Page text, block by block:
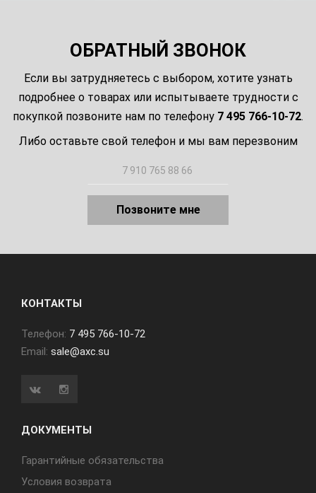
ОБРАТНЫЙ ЗВОНОК
Если вы затрудняетесь с выбором, хотите узнать
подробнее о товарах или испытываете трудности с
покупкой позвоните нам по телефону 7 495 766-10-72.
Либо оставьте свой телефон и мы вам перезвоним
Позвоните мне
КОНТАКТЫ
Телефон: 7 495 766-10-72
Email: sale@axc.su
ДОКУМЕНТЫ
Гарантийные обязательства
Условия возврата